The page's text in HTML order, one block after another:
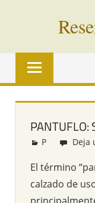
Palabras
vías
todo
mundo
PANTUFLO:
Redacción
P Deja
El término
calzado de